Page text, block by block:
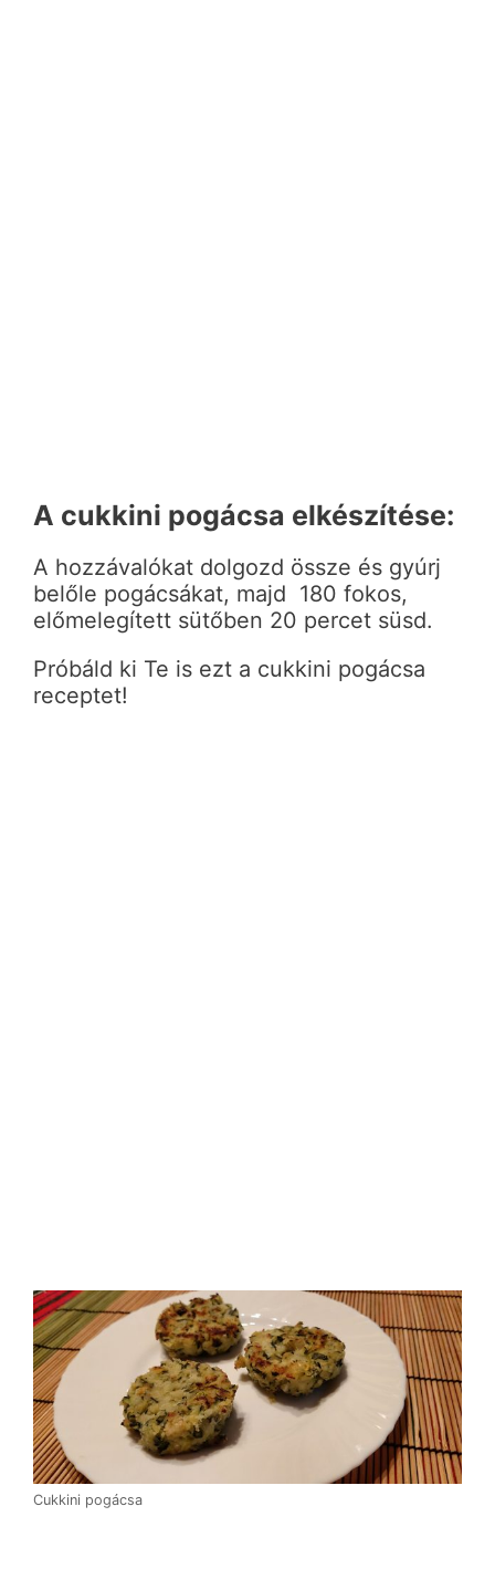
A cukkini pogácsa elkészítése:
A hozzávalókat dolgozd össze és gyúrj
belőle pogácsákat, majd 180 fokos,
előmelegített sütőben 20 percet süsd.
Próbáld ki Te is ezt a cukkini pogácsa
receptet!
Cukkini pogácsa